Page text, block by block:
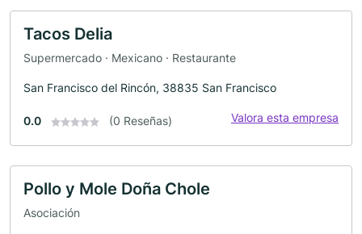
Tacos Delia
Supermercado · Mexicano · Restaurante
San Francisco del Rincón, 38835 San Francisco
0.0 (0 Reseñas) Valora esta empresa
Pollo y Mole Doña Chole
Asociación